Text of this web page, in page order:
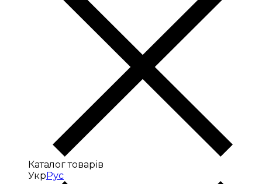
Каталог товарів
УкрРус